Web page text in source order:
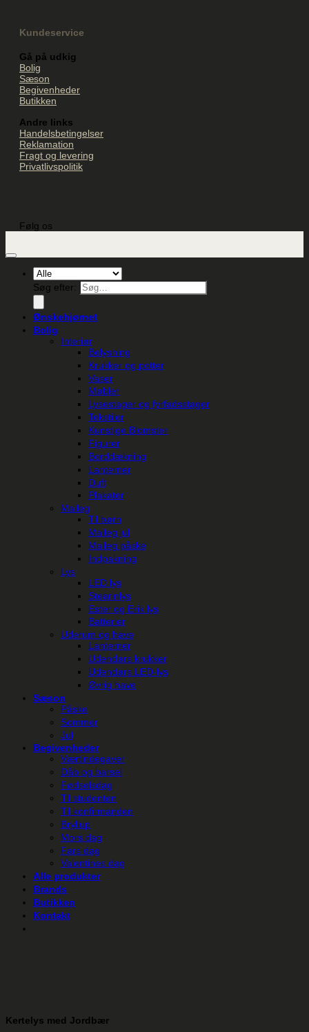
Kundeservice
Gå på udkig
Bolig
Sæson
Begivenheder
Butikken
Andre links
Handelsbetingelser
Reklamation
Fragt og levering
Privatlivspolitik
Følg os
Søg efter:
Ønskehjørnet
Bolig
Interiør
Belysning
Krukker og potter
Vaser
Møbler
Lysestager og fyrfadsstager
Tekstiler
Kunstige Blomster
Figurer
Borddækning
Lanterner
Duft
Plakater
Maileg
Til børn
Maileg jul
Maileg påske
Indpakning
Lys
LED lys
Stearinlys
Ester og Erik lys
Batterier
Uderum og have
Lanterner
Udendørs krukker
Udendørs LED-lys
Øvrig have
Sæson
Påske
Sommer
Jul
Begivenheder
Værtindegaver
Dåb og barsel
Fødselsdag
Til studenten
Til konfirmanden
Bryllup
Mors dag
Fars dag
Valentines dag
Alle produkter
Brands
Butikken
Kontakt
Kertelys med Jordbær